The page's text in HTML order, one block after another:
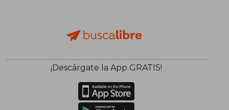
¡Descárgate la App GRATIS!